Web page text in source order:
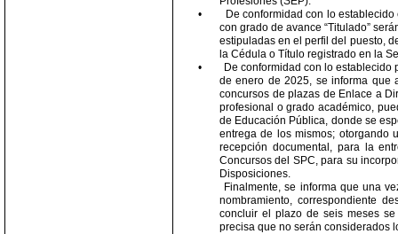
•
De conformidad con lo establecido
con grado de avance “Titulado”
estipuladas en el perfil del puesto,
la Cédula o Título registrado en la
•
De conformidad con lo establecido
de enero de 2025, se informa que
concursos de plazas de Enlace a
profesional o grado académico,
de Educación Pública, donde se
entrega de los mismos; otorgando
recepción documental, para la
Concursos del SPC, para su
Disposiciones.
Finalmente, se informa que una
nombramiento, correspondiente
concluir el plazo de seis meses
precisa que no serán considerados